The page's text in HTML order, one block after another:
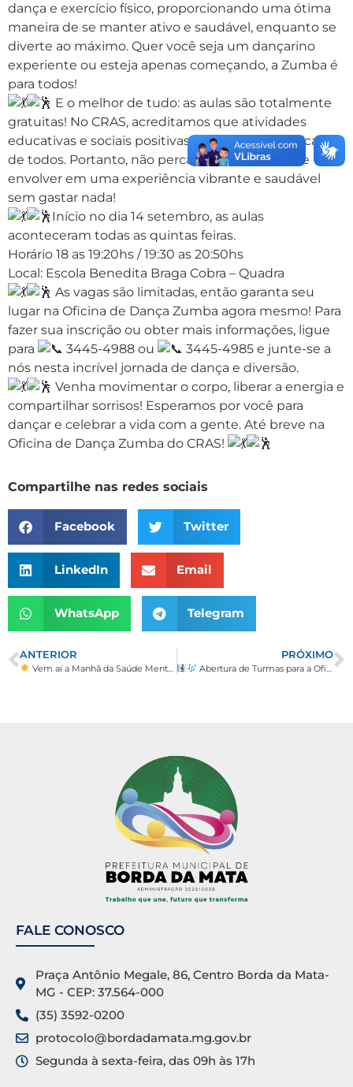
dança e exercício físico, proporcionando uma ótima
maneira de se manter ativo e saudável, enquanto se
diverte ao máximo. Quer você seja um dançarino
experiente ou esteja apenas começando, a Zumba é
para todos!
E o melhor de tudo: as aulas são totalmente
gratuitas! No CRAS, acreditamos que atividades
educativas e sociais positivas devem estar ao alcance
de todos. Portanto, não perca esta chance de se
envolver em uma experiência vibrante e saudável
sem gastar nada!
Início no dia 14 setembro, as aulas
aconteceram todas as quintas feiras.
Horário 18 as 19:20hs / 19:30 as 20:50hs
Local: Escola Benedita Braga Cobra – Quadra
As vagas são limitadas, então garanta seu
lugar na Oficina de Dança Zumba agora mesmo! Para
fazer sua inscrição ou obter mais informações, ligue
para
3445-4988 ou
3445-4985 e junte-se a
nós nesta incrível jornada de dança e diversão.
Venha movimentar o corpo, liberar a energia e
compartilhar sorrisos! Esperamos por você para
dançar e celebrar a vida com a gente. Até breve na
Oficina de Dança Zumba do CRAS!
Compartilhe nas redes sociais
Facebook Twitter
LinkedIn Email
WhatsApp Telegram
ANTERIOR
Vem aí a Manhã da Saúde Mental – Setembro Amarelo!
PRÓXIMO
Abertura de Turmas para a Oficina de Flauta Doce
FALE CONOSCO
Praça Antônio Megale, 86, Centro Borda da Mata-
MG - CEP: 37.564-000
(35) 3592-0200
protocolo@bordadamata.mg.gov.br
Segunda à sexta-feira, das 09h às 17h